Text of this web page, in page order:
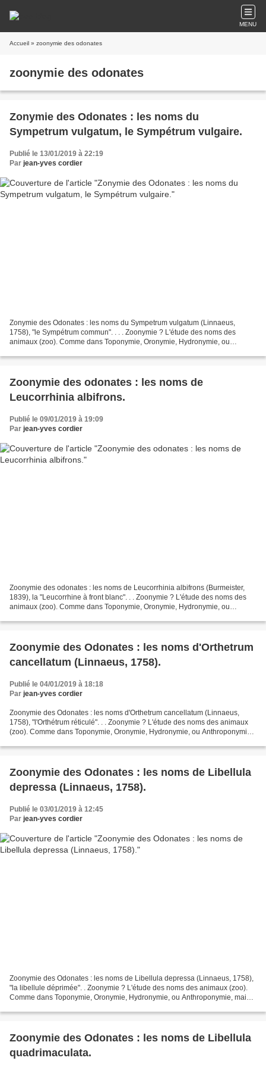
MENU
Accueil » zoonymie des odonates
zoonymie des odonates
Zonymie des Odonates : les noms du
Sympetrum vulgatum, le Sympétrum vulgaire.
Publié le 13/01/2019 à 22:19
Par jean-yves cordier
Zonymie des Odonates : les noms du Sympetrum vulgatum (Linnaeus,
1758), "le Sympétrum commun". . . . Zoonymie ? L'étude des noms des
animaux (zoo). Comme dans Toponymie, Oronymie, Hydronymie, ou
Zoonymie des odonates : les noms de
Leucorrhinia albifrons.
Publié le 09/01/2019 à 19:09
Par jean-yves cordier
Zoonymie des odonates : les noms de Leucorrhinia albifrons (Burmeister,
1839), la "Leucorrhine à front blanc". . . Zoonymie ? L'étude des noms des
animaux (zoo). Comme dans Toponymie, Oronymie, Hydronymie, ou
Zoonymie des Odonates : les noms d'Orthetrum
cancellatum (Linnaeus, 1758).
Publié le 04/01/2019 à 18:18
Par jean-yves cordier
Zoonymie des Odonates : les noms d'Orthetrum cancellatum (Linnaeus,
1758), "l'Orthétrum réticulé". . . Zoonymie ? L'étude des noms des animaux
(zoo). Comme dans Toponymie, Oronymie, Hydronymie, ou Anthroponymie,
Zoonymie des Odonates : les noms de Libellula
depressa (Linnaeus, 1758).
Publié le 03/01/2019 à 12:45
Par jean-yves cordier
Zoonymie des Odonates : les noms de Libellula depressa (Linnaeus, 1758),
"la libellule déprimée". . Zoonymie ? L'étude des noms des animaux (zoo).
Comme dans Toponymie, Oronymie, Hydronymie, ou Anthroponymie, mais
Zoonymie des Odonates : les noms de Libellula
quadrimaculata.